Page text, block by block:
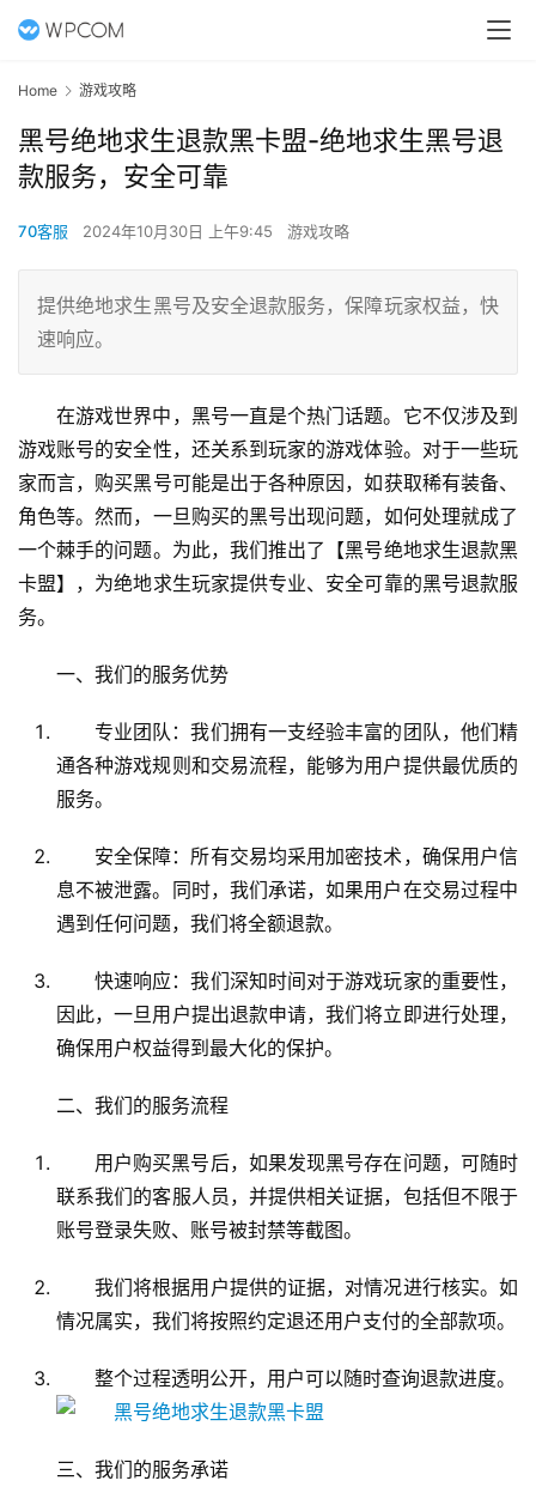
Home 游戏攻略
黑号绝地求生退款黑卡盟-绝地求生黑号退
款服务，安全可靠
70客服 2024年10月30日 上午9:45 游戏攻略
提供绝地求生黑号及安全退款服务，保障玩家权益，快
速响应。
在游戏世界中，黑号一直是个热门话题。它不仅涉及到
游戏账号的安全性，还关系到玩家的游戏体验。对于一些玩
家而言，购买黑号可能是出于各种原因，如获取稀有装备、
角色等。然而，一旦购买的黑号出现问题，如何处理就成了
一个棘手的问题。为此，我们推出了【黑号绝地求生退款黑
卡盟】，为绝地求生玩家提供专业、安全可靠的黑号退款服
务。
一、我们的服务优势
专业团队：我们拥有一支经验丰富的团队，他们精
通各种游戏规则和交易流程，能够为用户提供最优质的
服务。
安全保障：所有交易均采用加密技术，确保用户信
息不被泄露。同时，我们承诺，如果用户在交易过程中
遇到任何问题，我们将全额退款。
快速响应：我们深知时间对于游戏玩家的重要性，
因此，一旦用户提出退款申请，我们将立即进行处理，
确保用户权益得到最大化的保护。
二、我们的服务流程
用户购买黑号后，如果发现黑号存在问题，可随时
联系我们的客服人员，并提供相关证据，包括但不限于
账号登录失败、账号被封禁等截图。
我们将根据用户提供的证据，对情况进行核实。如
情况属实，我们将按照约定退还用户支付的全部款项。
整个过程透明公开，用户可以随时查询退款进度。
三、我们的服务承诺